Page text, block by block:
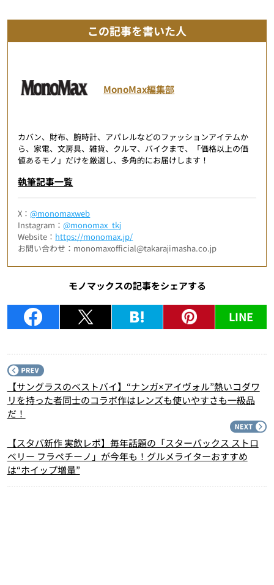
この記事を書いた人
MonoMax編集部
カバン、財布、腕時計、アパレルなどのファッションアイテムか
ら、家電、文房具、雑貨、クルマ、バイクまで、「価格以上の価
値あるモノ」だけを厳選し、多角的にお届けします！
執筆記事一覧
X：@monomaxweb
Instagram：@monomax_tkj
Website： https://monomax.jp/
お問い合わせ：monomaxofficial@takarajimasha.co.jp
モノマックスの記事をシェアする
LINE
【サングラスのベストバイ】“ナンガ×アイヴォル”熱いコダワ
リを持った者同士のコラボ作はレンズも使いやすさも一級品
だ！
【スタバ新作 実飲レポ】毎年話題の「スターバックス ストロ
ベリー フラペチーノ」が今年も！グルメライターおすすめ
は“ホイップ増量”